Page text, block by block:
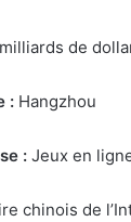
de
: Hangzhou
: Jeux en
chinois de